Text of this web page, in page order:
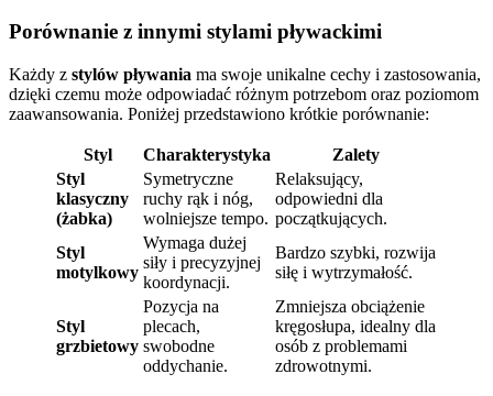
Porównanie z innymi stylami pływackimi
Każdy z stylów pływania ma swoje unikalne cechy i zastosowania,
dzięki czemu może odpowiadać różnym potrzebom oraz poziomom
zaawansowania. Poniżej przedstawiono krótkie porównanie:
Styl Charakterystyka
Zalety
Styl
klasyczny
(żabka)
Symetryczne
ruchy rąk i nóg,
wolniejsze tempo.
Relaksujący,
odpowiedni dla
początkujących.
Styl
motylkowy
Wymaga dużej
siły i precyzyjnej
koordynacji.
Bardzo szybki, rozwija
siłę i wytrzymałość.
Styl
grzbietowy
Pozycja na
plecach,
swobodne
oddychanie.
Zmniejsza obciążenie
kręgosłupa, idealny dla
osób z problemami
zdrowotnymi.